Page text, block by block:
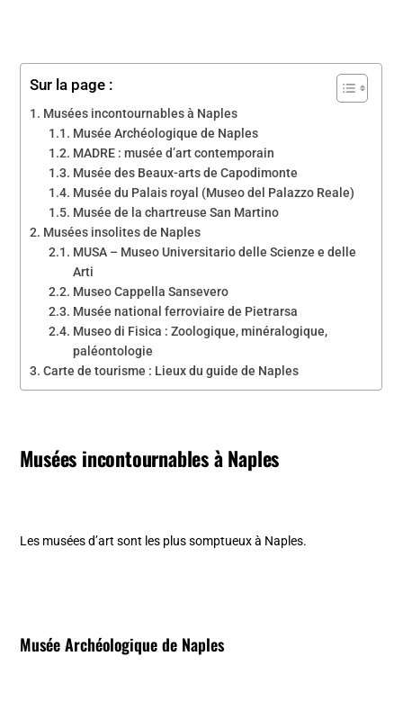
Sur la page :
Musées incontournables à Naples
Musée Archéologique de Naples
MADRE : musée d’art contemporain
Musée des Beaux-arts de Capodimonte
Musée du Palais royal (Museo del Palazzo Reale)
Musée de la chartreuse San Martino
Musées insolites de Naples
MUSA – Museo Universitario delle Scienze e delle
Arti
Museo Cappella Sansevero
Musée national ferroviaire de Pietrarsa
Museo di Fisica : Zoologique, minéralogique,
paléontologie
Carte de tourisme : Lieux du guide de Naples
Musées incontournables à Naples
Les musées d’art sont les plus somptueux à Naples.
Musée Archéologique de Naples